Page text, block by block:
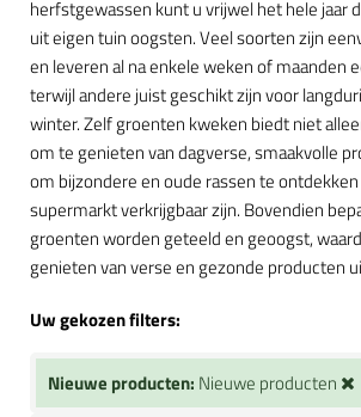
herfstgewassen kunt u vrijwel het hele jaar
uit eigen tuin oogsten. Veel soorten zijn
en leveren al na enkele weken of maanden
terwijl andere juist geschikt zijn voor
winter. Zelf groenten kweken biedt niet
om te genieten van dagverse, smaakvolle
om bijzondere en oude rassen te
supermarkt verkrijgbaar zijn. Bovendien
groenten worden geteeld en geoogst,
genieten van verse en gezonde producten
Uw gekozen filters:
Nieuwe producten: Nieuwe producten